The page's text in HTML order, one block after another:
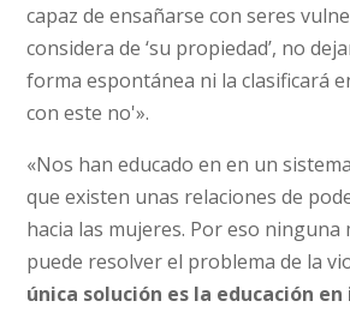
capaz de ensañarse con seres
considera de ‘su propiedad’, no
forma espontánea ni la clasificará
con este no'».
«Nos han educado en en un
que existen unas relaciones de
hacia las mujeres. Por eso ninguna
puede resolver el problema de la
única solución es la educación